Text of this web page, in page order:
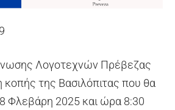
Λογοτεχνών Πρέβεζας
κοπής της Βασιλόπιτας που θα
8 Φλεβάρη 2025 και ώρα 8:30